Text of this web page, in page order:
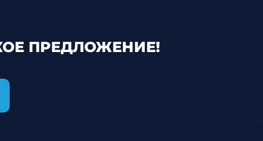
ПРЕДЛОЖЕНИЕ!